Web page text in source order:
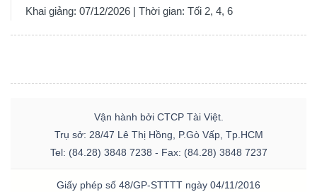
Khai giảng: 07/12/2026 | Thời gian: Tối 2, 4, 6
Vận hành bởi CTCP Tài Việt.
Trụ sở: 28/47 Lê Thị Hồng, P.Gò Vấp, Tp.HCM
Tel: (84.28) 3848 7238 - Fax: (84.28) 3848 7237
Giấy phép số 48/GP-STTTT ngày 04/11/2016